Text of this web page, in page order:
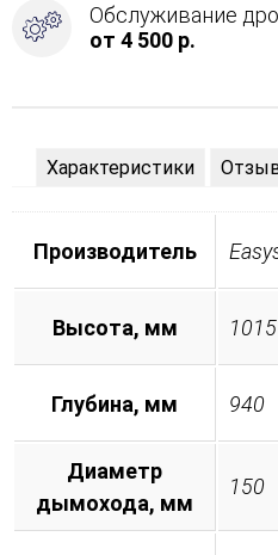
Обслуживание
от 4 500 р.
Характеристики
Производитель
Высота, мм 1015
Глубина, мм 940
Диаметр
дымохода, мм
150